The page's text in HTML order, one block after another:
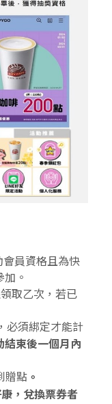
員資格且為快
。
取乙次，若已
必須綁定才能計
結束後一個月內
贈點 。
，兌換票券者